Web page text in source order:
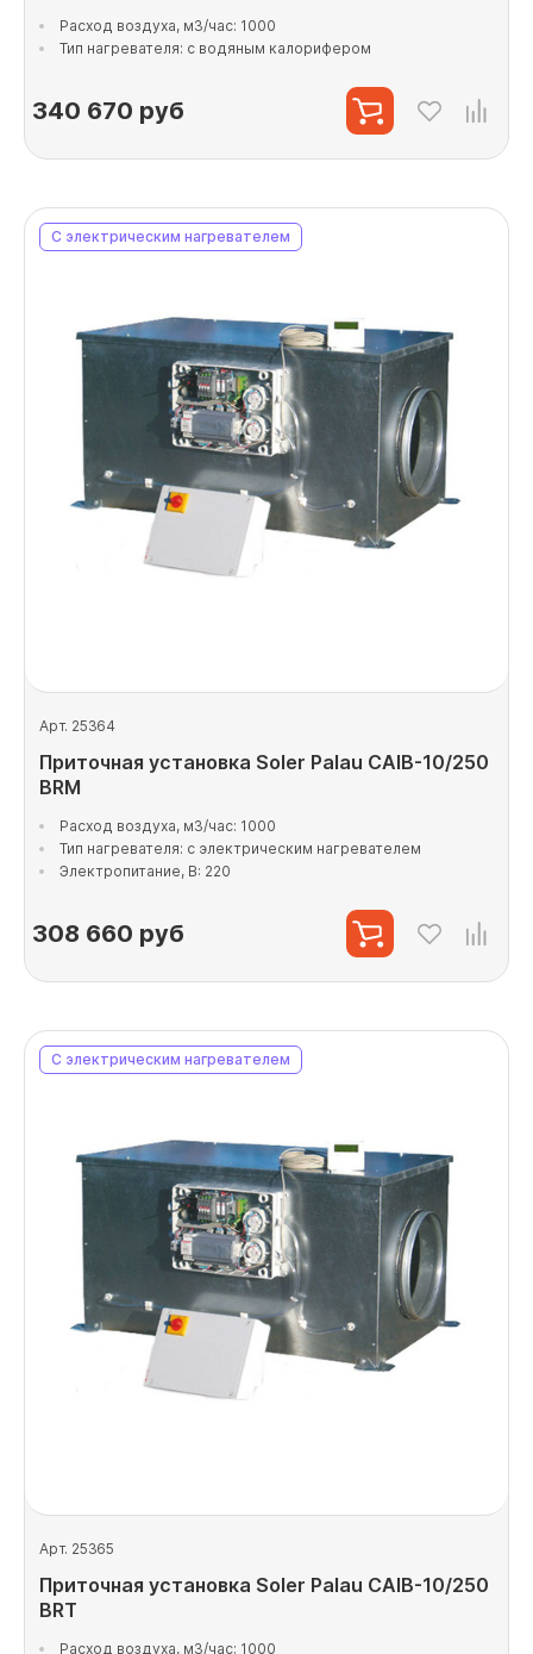
Расход воздуха, м3/час: 1000
Тип нагревателя: с водяным калорифером
340 670 руб
С электрическим нагревателем
Арт. 25364
Приточная установка Soler Palau CAIB-10/250
BRM
Расход воздуха, м3/час: 1000
Тип нагревателя: с электрическим нагревателем
Электропитание, В: 220
308 660 руб
С электрическим нагревателем
Арт. 25365
Приточная установка Soler Palau CAIB-10/250
BRT
Расход воздуха, м3/час: 1000